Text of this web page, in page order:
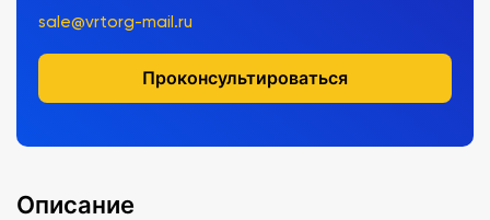
sale@vrtorg-mail.ru
Проконсультироваться
Описание